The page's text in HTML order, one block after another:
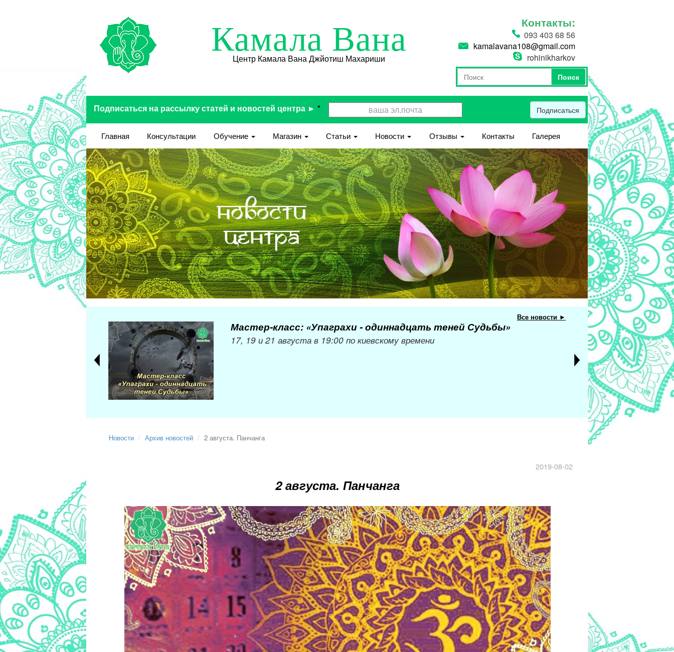
Камала Вана
Центр Камала Вана Джйотиш Махариши
Контакты:
093 403 68 56
kamalavana108@gmail.com
rohinikharkov
Форма поиска
Поиск
Поиск
Подписаться на рассылку статей и новостей центра ► * Подписаться
Главная Консультации Обучение Магазин Статьи Новости Отзывы Контакты Галерея
Все новости ►
Мастер-класс: «Упаграхи - одиннадцать теней Судьбы»
17, 19 и 21 августа в 19:00 по киевскому времени
Новости Архив новостей 2 августа. Панчанга
2019-08-02
2 августа. Панчанга